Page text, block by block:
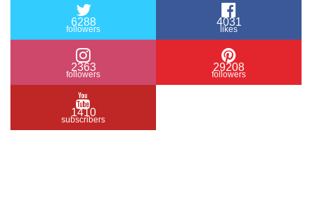
6288
followers
4031
likes
2363
followers
29208
followers
1410
subscribers